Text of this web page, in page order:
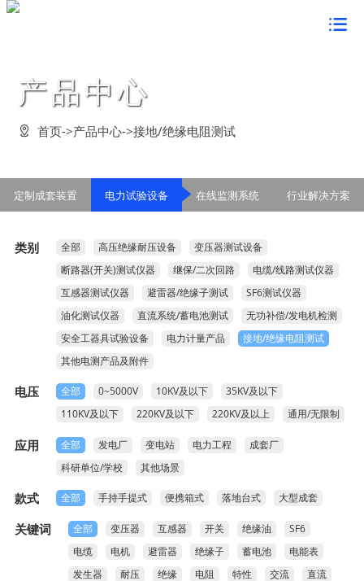

 董事长致辞
企业简介
组织架构
 发展战略
新闻中心
 电力技术检测
串联谐振方案
公告信息
产品中心
装置电机综合测试
台
变压器综合测
试台
 电力试验设备
试仪器器避雷器/绝缘
子测试直流系统/蓄
电机检测验设备接地/绝缘电
阻测试其他电测产品
 在线监测系统
变电物联网系
列
配电物联网系
列电缆隧道监测
 行业解决方案
 经营理念
 鸿蒙风貌
企业价值观
企业愿景
企业视频
党建工作
 群众路线教育
学习型组织
创先争优活动
 客户见证
客户服务
联系我们
在线留言
法律声明
产品中心
 首页->产品中心->接地/绝缘电阻测试
定制成套装置 电力试验设备 在线监测系统 行业解决方案
类别 全部 高压绝缘耐压设备
变压器测试设备
断路器(开关)测试仪器
继保/二次回路
电缆/线路测试仪器
互感器测试仪器
避雷器/绝缘子测试
SF6测试仪器
油化测试仪器
直流系统/蓄电池测试
无功补偿/发电机检测
安全工器具试验设备
电力计量产品
接地/绝缘电阻测试
其他电测产品及附件
电压 全部 0~5000V 10KV及以下
35KV及以下
110KV及以下
220KV及以下 220KV及以上 通用/无限制
应用 全部 发电厂 变电站 电力工程
成套厂
科研单位/学校
其他场景
款式 全部 手持手提式 便携箱式 落地台式 大型成套
关键词 全部 变压器 互感器 开关 绝缘油
SF6
电缆
电机 避雷器 绝缘子 蓄电池
电能表
发生器
耐压 绝缘 电阻 特性 交流
直流